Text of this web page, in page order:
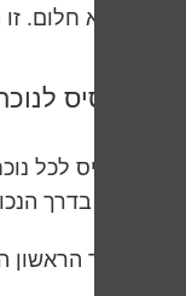
זה לא חלום.
הבסיס
אותו בדרך
הצעד הראשון